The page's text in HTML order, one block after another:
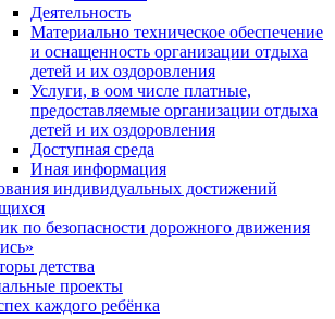
Деятельность
Материально техническое обеспечение
и оснащенность организации отдыха
детей и их оздоровления
Услуги, в оом числе платные,
предоставляемые организации отдыха
детей и их оздоровления
Доступная среда
Иная информация
индивидуальных достижений
по безопасности дорожного движения
детства
проекты
каждого ребёнка